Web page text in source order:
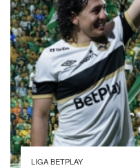
LIGA BETPLAY